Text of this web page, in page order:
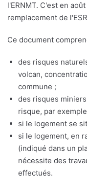
l'ERNMT. C'est en
remplacement de
Ce document
des risques
volcan,
commune ;
des risques
risque, par
si le logement se
si le logement, en
(indiqué dans un
nécessite des
effectués.